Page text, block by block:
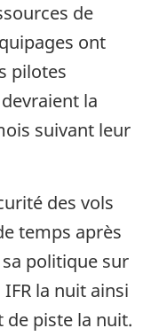
de
ont
pilotes
la
suivant leur
des vols
temps après
politique sur
la nuit ainsi
de piste la nuit.